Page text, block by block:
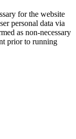
for the website
personal data via
as non-necessary
prior to running